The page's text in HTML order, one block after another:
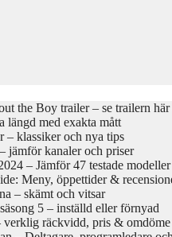
the Boy trailer – se trailern
längd med exakta mått
– klassiker och nya tips
jämför kanaler och priser
– Jämför 47 testade modeller
Meny, öppettider &
– skämt och vitsar
5 – inställd eller förnyad
räckvidd, pris & omdöme